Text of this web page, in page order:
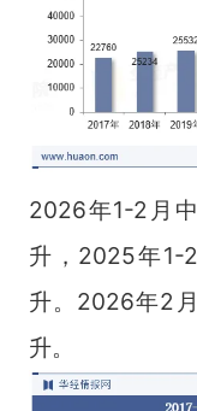
2026年1-2月
升，2025年1-
升。2026年2
升。